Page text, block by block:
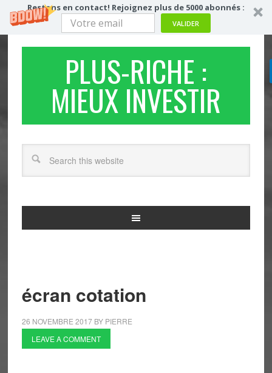
Restons en contact! Rejoignez plus de 5000 abonnés :
VALIDER
PLUS-RICHE :
MIEUX INVESTIR
écran cotation
26 NOVEMBRE 2017BY PIERRE
LEAVE A COMMENT